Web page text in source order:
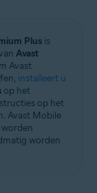
Plus is
Avast
Avast
installeert u
op het
op het
Avast Mobile
worden